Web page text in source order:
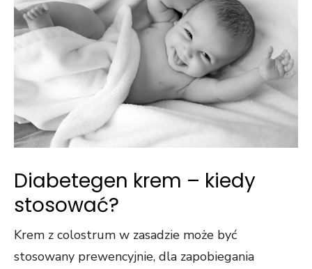
Diabetegen krem – kiedy
stosować?
Krem z colostrum w zasadzie może być
stosowany prewencyjnie, dla zapobiegania